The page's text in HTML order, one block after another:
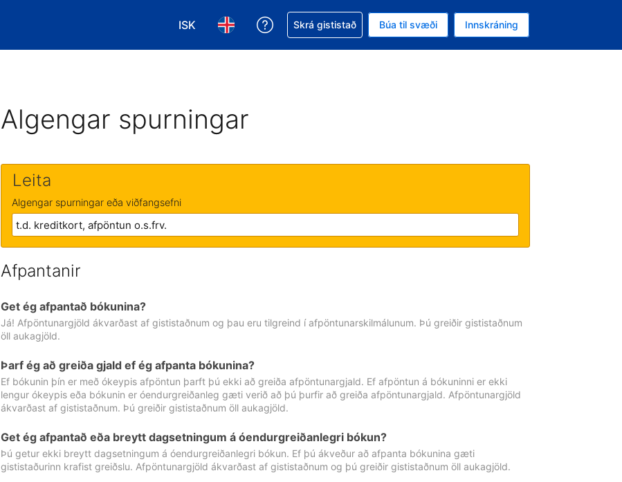
ISK
Veldu gjaldmiðil. Í augnablikinu er gjaldmiðillinn Íslensk króna
Veldu þitt tungumál. Í augnablikinu er tungumál þitt Íslensku
Fá aðstoð við bókunina
Skrá gististað Búa til svæði Innskráning
Algengar spurningar
Leita
Algengar spurningar eða viðfangsefni
Afpantanir
Get ég afpantað bókunina?
Já! Afpöntunargjöld ákvarðast af gististaðnum og þau eru tilgreind í afpöntunarskilmálunum. Þú greiðir gististaðnum
öll aukagjöld.
Þarf ég að greiða gjald ef ég afpanta bókunina?
Ef bókunin þín er með ókeypis afpöntun þarft þú ekki að greiða afpöntunargjald. Ef afpöntun á bókuninni er ekki
lengur ókeypis eða bókunin er óendurgreiðanleg gæti verið að þú þurfir að greiða afpöntunargjald. Afpöntunargjöld
ákvarðast af gististaðnum. Þú greiðir gististaðnum öll aukagjöld.
Get ég afpantað eða breytt dagsetningum á óendurgreiðanlegri bókun?
Þú getur ekki breytt dagsetningum á óendurgreiðanlegri bókun. Ef þú ákveður að afpanta bókunina gæti
gististaðurinn krafist greiðslu. Afpöntunargjöld ákvarðast af gististaðnum og þú greiðir gististaðnum öll aukagjöld.